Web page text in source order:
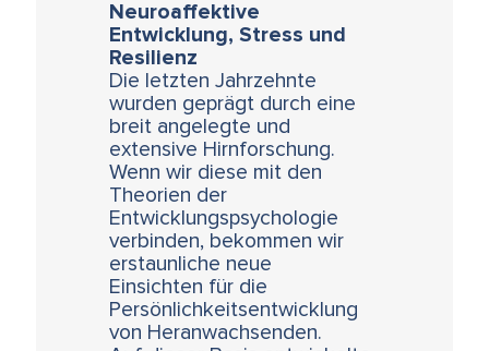
Neuroaffektive
Entwicklung, Stress und
Resilienz
Die letzten Jahrzehnte
wurden geprägt durch eine
breit angelegte und
extensive Hirnforschung.
Wenn wir diese mit den
Theorien der
Entwicklungspsychologie
verbinden, bekommen wir
erstaunliche neue
Einsichten für die
Persönlichkeitsentwicklung
von Heranwachsenden.